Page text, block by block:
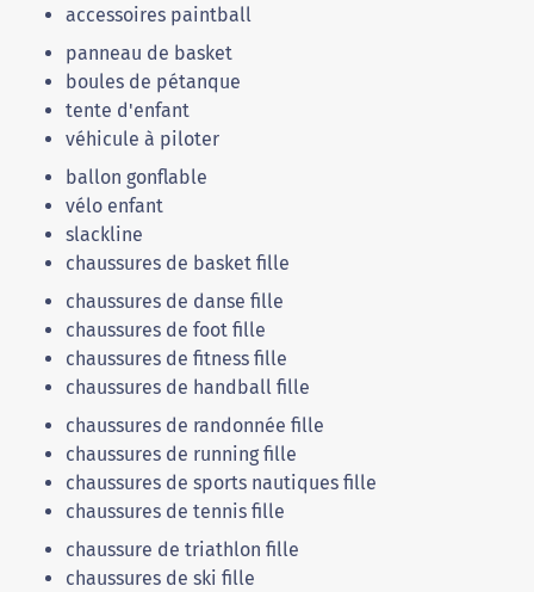
accessoires paintball
panneau de basket
boules de pétanque
tente d'enfant
véhicule à piloter
ballon gonflable
vélo enfant
slackline
chaussures de basket fille
chaussures de danse fille
chaussures de foot fille
chaussures de fitness fille
chaussures de handball fille
chaussures de randonnée fille
chaussures de running fille
chaussures de sports nautiques fille
chaussures de tennis fille
chaussure de triathlon fille
chaussures de ski fille